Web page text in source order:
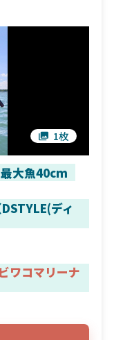
1枚
大魚40cm
ディ
ビワコマリーナ